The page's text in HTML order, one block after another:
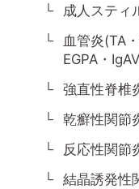
成人スティ
血管炎(TA
EGPA・
強直性脊椎
乾癬性関節
反応性関節
結晶誘発性